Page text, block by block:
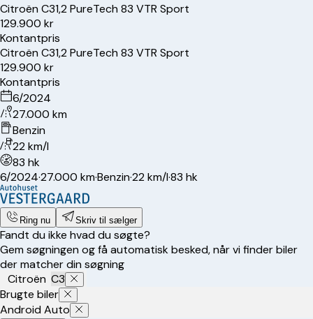
CitroënC31,2 PureTech 83 VTR Sport
129.900 kr
Kontantpris
CitroënC31,2 PureTech 83 VTR Sport
129.900 kr
Kontantpris
6/2024
27.000 km
Benzin
22 km/l
83 hk
6/2024·27.000 km·Benzin·22 km/l·83 hk
Ring nu Skriv til sælger
Fandt du ikke hvad du søgte?
Gem søgningen og få automatisk besked, når vi finder biler
der matcher din søgning
Citroën C3
Brugte biler
Android Auto